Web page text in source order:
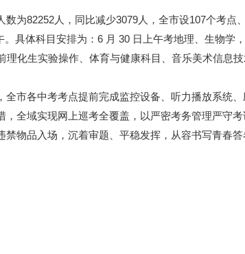
82252人，同比减少3079人，全市设107个考点
具体科目安排为：6 月 30 日上午考地理、生物学
化生实验操作、体育与健康科目、音乐美术信息
各中考考点提前完成监控设备、听力播放系统
全域实现网上巡考全覆盖，以严密考务管理严守
物品入场，沉着审题、平稳发挥，从容书写青春答